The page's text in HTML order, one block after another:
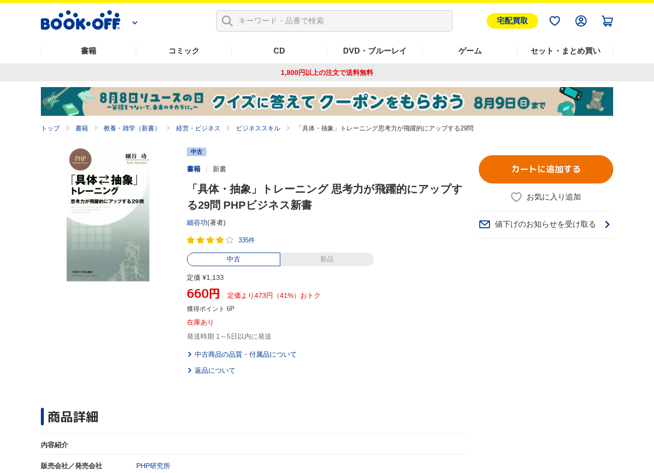
宅配買取
書籍 コミック CD DVD・ブルーレイ ゲーム セット・まとめ買い
1,800円以上の注文で送料無料
トップ 書籍 教養・雑学（新書） 経営・ビジネス ビジネススキル 「具体・抽象」トレーニング思考力が飛躍的にアップする29問
中古
書籍 新書
「具体・抽象」トレーニング 思考力が飛躍的にアップす
る29問 PHPビジネス新書
細谷功(著者)
335件
中古 新品
定価 ¥1,133
660円 定価より473円（41%）おトク
獲得ポイント 6P
在庫あり
発送時期 1～5日以内に発送
中古商品の品質・付属品について
返品について
商品詳細
内容紹介
販売会社／発売会社 PHP研究所
カートに追加する
お気に入り追加
値下げのお知らせを受け取る